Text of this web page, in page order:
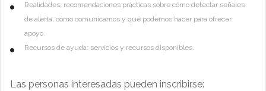
Realidades: recomendaciones prácticas sobre cómo detectar señales
de alerta, cómo comunicarnos y qué podemos hacer para ofrecer
apoyo.
Recursos de ayuda: servicios y recursos disponibles.
Las personas interesadas pueden inscribirse: